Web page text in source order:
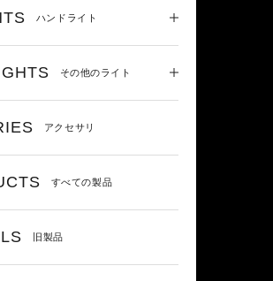
ハンドライト
その他のライト
アクセサリ
すべての製品
旧製品